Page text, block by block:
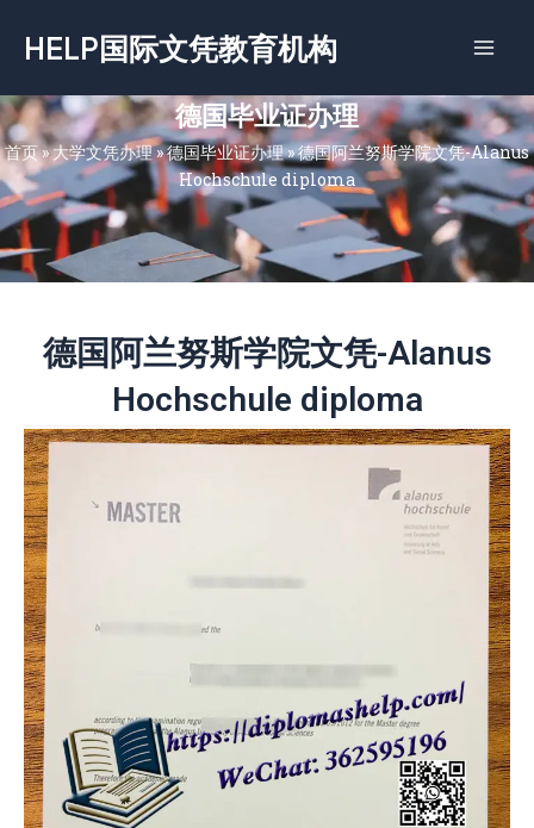
容
HELP国际文凭教育机构
德国毕业证办理
首页»大学文凭办理»德国毕业证办理»德国阿兰努斯学院文凭-Alanus
Hochschule diploma
德国阿兰努斯学院文凭-Alanus
Hochschule diploma